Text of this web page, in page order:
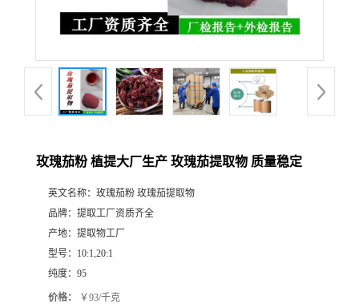
玫瑰茄粉 植提大厂生产 玫瑰茄提取物 质量稳定
英文名称： 玫瑰茄粉 玫瑰茄提取物
品牌： 提取工厂资质齐全
产地： 提取物工厂
型号： 10:1,20:1
纯度： 95
价格： ￥93/千克